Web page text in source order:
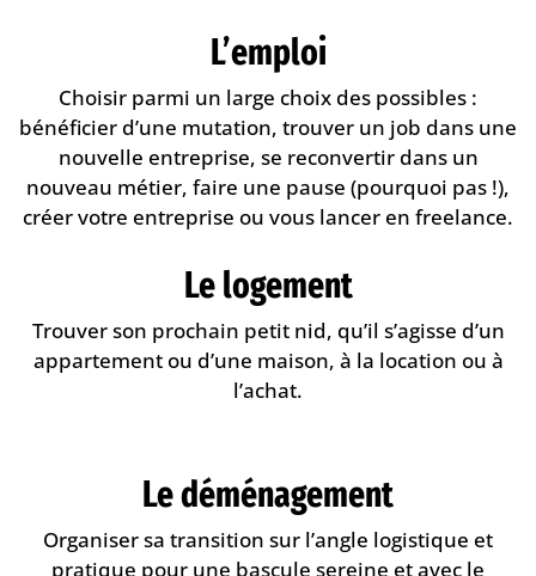
L’emploi
Choisir parmi un large choix des possibles :
bénéficier d’une mutation, trouver un job dans une
nouvelle entreprise, se reconvertir dans un
nouveau métier, faire une pause (pourquoi pas !),
créer votre entreprise ou vous lancer en freelance.
Le logement
Trouver son prochain petit nid, qu’il s’agisse d’un
appartement ou d’une maison, à la location ou à
l’achat.
Le déménagement
Organiser sa transition sur l’angle logistique et
pratique pour une bascule sereine et avec le